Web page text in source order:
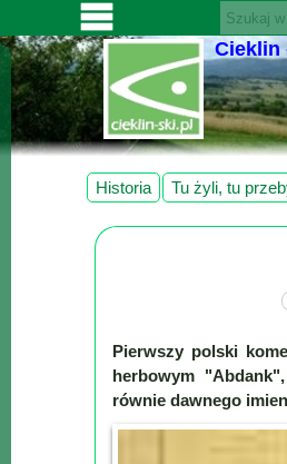
SERWISY
CIEKLIN-
SKI.PL
Wiadomości
Cieklin
Historia Tu żyli, tu
Pierwszy polski
herbowym
równie dawnego